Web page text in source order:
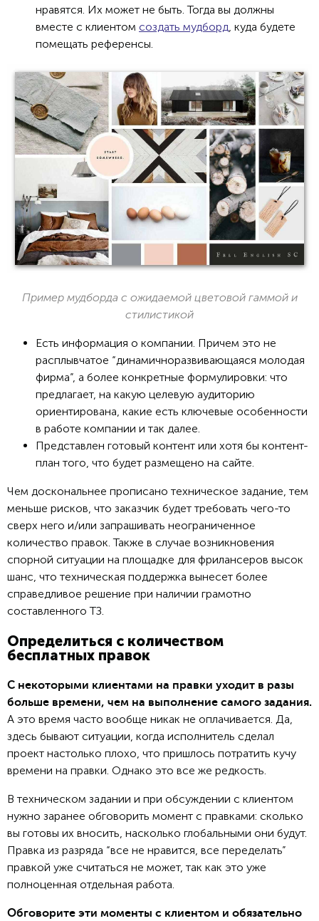
нравятся. Их может не быть. Тогда вы должны
вместе с клиентом создать мудборд , куда будете
помещать референсы.
Пример мудборда с ожидаемой цветовой гаммой и
стилистикой
Есть информация о компании. Причем это не
расплывчатое “динамичноразвивающаяся молодая
фирма”, а более конкретные формулировки: что
предлагает, на какую целевую аудиторию
ориентирована, какие есть ключевые особенности
в работе компании и так далее.
Представлен готовый контент или хотя бы контент-
план того, что будет размещено на сайте.
Чем доскональнее прописано техническое задание, тем
меньше рисков, что заказчик будет требовать чего-то
сверх него и/или запрашивать неограниченное
количество правок. Также в случае возникновения
спорной ситуации на площадке для фрилансеров высок
шанс, что техническая поддержка вынесет более
справедливое решение при наличии грамотно
составленного ТЗ.
Определиться с количеством
бесплатных правок
С некоторыми клиентами на правки уходит в разы
больше времени, чем на выполнение самого задания.
А это время часто вообще никак не оплачивается. Да,
здесь бывают ситуации, когда исполнитель сделал
проект настолько плохо, что пришлось потратить кучу
времени на правки. Однако это все же редкость.
В техническом задании и при обсуждении с клиентом
нужно заранее обговорить момент с правками: сколько
вы готовы их вносить, насколько глобальными они будут.
Правка из разряда “все не нравится, все переделать”
правкой уже считаться не может, так как это уже
полноценная отдельная работа.
Обговорите эти моменты с клиентом и обязательно